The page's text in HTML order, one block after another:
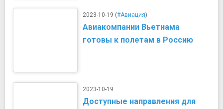
2023-10-19 (#Авиация)
Авиакомпании Вьетнама
готовы к полетам в Россию
2023-10-19
Доступные направления для